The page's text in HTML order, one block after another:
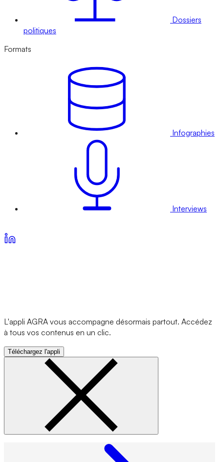
Dossiers
politiques
Formats
Infographies
Interviews
L'appli AGRA vous accompagne désormais partout. Accédez
à tous vos contenus en un clic.
Téléchargez l'appli